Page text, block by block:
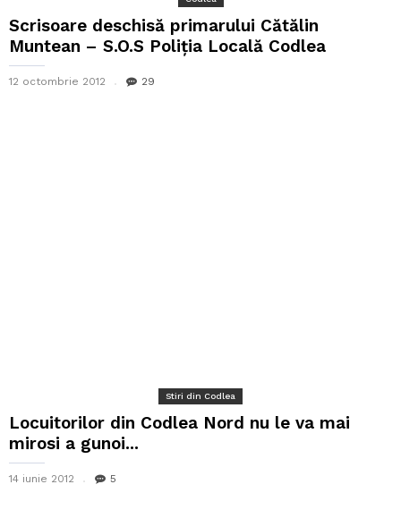
Scrisoare deschisă primarului Cătălin
Muntean – S.O.S Poliția Locală Codlea
12 octombrie 2012 29
Stiri din Codlea
Locuitorilor din Codlea Nord nu le va mai
mirosi a gunoi...
14 iunie 2012 5